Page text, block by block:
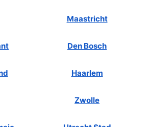
Maastricht
Den Bosch
Haarlem
Zwolle